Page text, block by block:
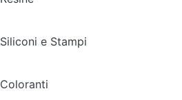
Siliconi e Stampi
Coloranti